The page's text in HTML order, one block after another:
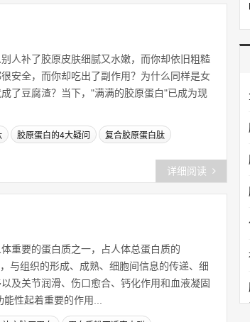
人补了胶原皮肤细腻又水嫩，而你却依旧粗糙
安全，而你却吃出了副作用？为什么同样是女
了豆腐渣？当下，"满满的胶原蛋白"已成为现
胶原蛋白的4大疑问 复合胶原蛋白肽
详细阅读
重要的蛋白质之一，占人体总蛋白质的
与组织的形成、成熟、细胞间信息的传递、细
及关节润滑、伤口愈合、钙化作用和血液凝固
性起着重要的作用...